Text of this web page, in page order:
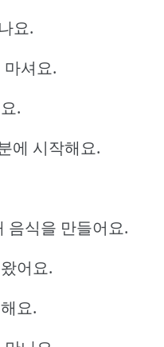
요.
셔요.
.
에 시작해요.
음식을 만들어요.
어요.
요.